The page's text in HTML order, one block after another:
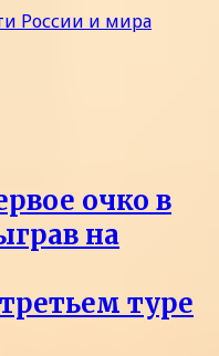
очко в
на
туре